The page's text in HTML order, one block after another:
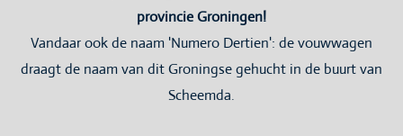
provincie Groningen!
Vandaar ook de naam 'Numero Dertien': de vouwwagen
draagt de naam van dit Groningse gehucht in de buurt van
Scheemda.